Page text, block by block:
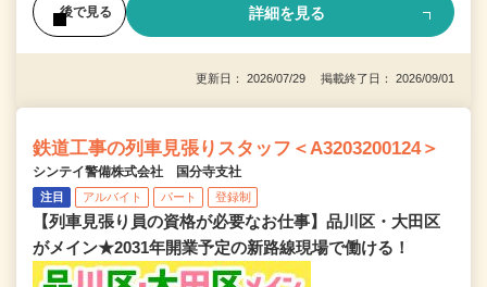
後で見る 詳細を見る
更新日： 2026/07/29 掲載終了日： 2026/09/01
鉄道工事の列車見張りスタッフ＜A3203200124＞
シンテイ警備株式会社 国分寺支社
注目 アルバイト パート 登録制
【列車見張り員の資格が必要なお仕事】品川区・大田区
がメイン★2031年開業予定の新路線現場で働ける！